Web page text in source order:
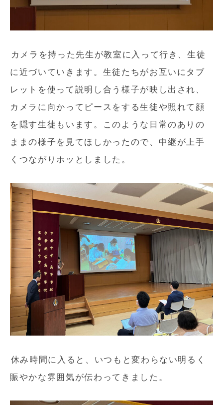
カメラを持った先生が教室に入って行き、生徒
に近づいていきます。生徒たちがお互いにタブ
レットを使って説明し合う様子が映し出され、
カメラに向かってピースをする生徒や照れて顔
を隠す生徒もいます。このような日常のありの
ままの様子を見てほしかったので、中継が上手
くつながりホッとしました。
休み時間に入ると、いつもと変わらない明るく
賑やかな雰囲気が伝わってきました。